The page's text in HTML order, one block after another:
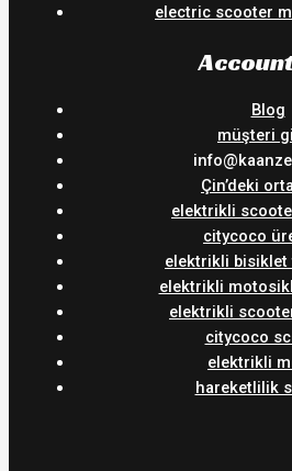
electric scooter
Blog
müşteri
Çin’deki
elektrikli
citycoco
elektrikli
elektrikli
elektrikli
citycoco
elektrikli
hareketlilik